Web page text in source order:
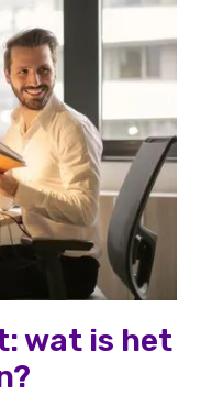
wat is het